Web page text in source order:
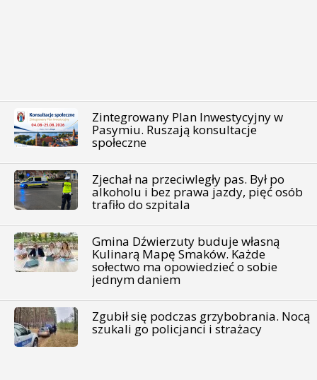
Zintegrowany Plan Inwestycyjny w
Pasymiu. Ruszają konsultacje
społeczne
Zjechał na przeciwległy pas. Był po
alkoholu i bez prawa jazdy, pięć osób
trafiło do szpitala
Gmina Dźwierzuty buduje własną
Kulinarą Mapę Smaków. Każde
sołectwo ma opowiedzieć o sobie
jednym daniem
Zgubił się podczas grzybobrania. Nocą
szukali go policjanci i strażacy